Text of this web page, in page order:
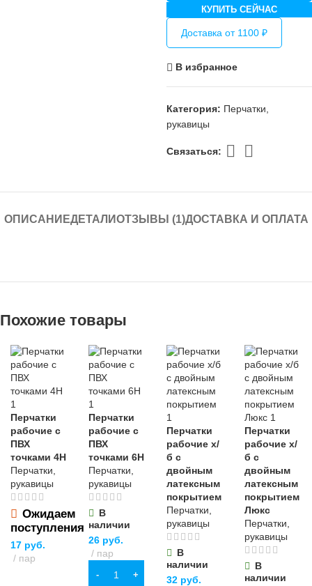
КУПИТЬ СЕЙЧАС
Доставка от 1100 ₽
В избранное
Категория: Перчатки,
рукавицы
Связаться:
ОПИСАНИЕДЕТАЛИОТЗЫВЫ (1)ДОСТАВКА И ОПЛАТА
Похожие товары
Перчатки
рабочие с
ПВХ
точками 4Н
Перчатки,
рукавицы
Ожидаем
поступления
17 руб.
пар
Перчатки
рабочие с
ПВХ
точками 6Н
Перчатки,
рукавицы
В
наличии
26 руб.
пар
В КОРЗИНУ
Перчатки
рабочие х/
б с
двойным
латексным
покрытием
Перчатки,
рукавицы
В
наличии
32 руб.
Перчатки
рабочие х/
б с
двойным
латексным
покрытием
Люкс
Перчатки,
рукавицы
В
наличии